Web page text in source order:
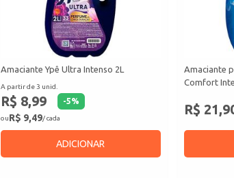
Amaciante Ypê Ultra Intenso 2L
A partir de 3 unid.
R$ 8,99 -5%
ouR$ 9,49/ cada
ADICIONAR
Amaciante
Comfort
R$